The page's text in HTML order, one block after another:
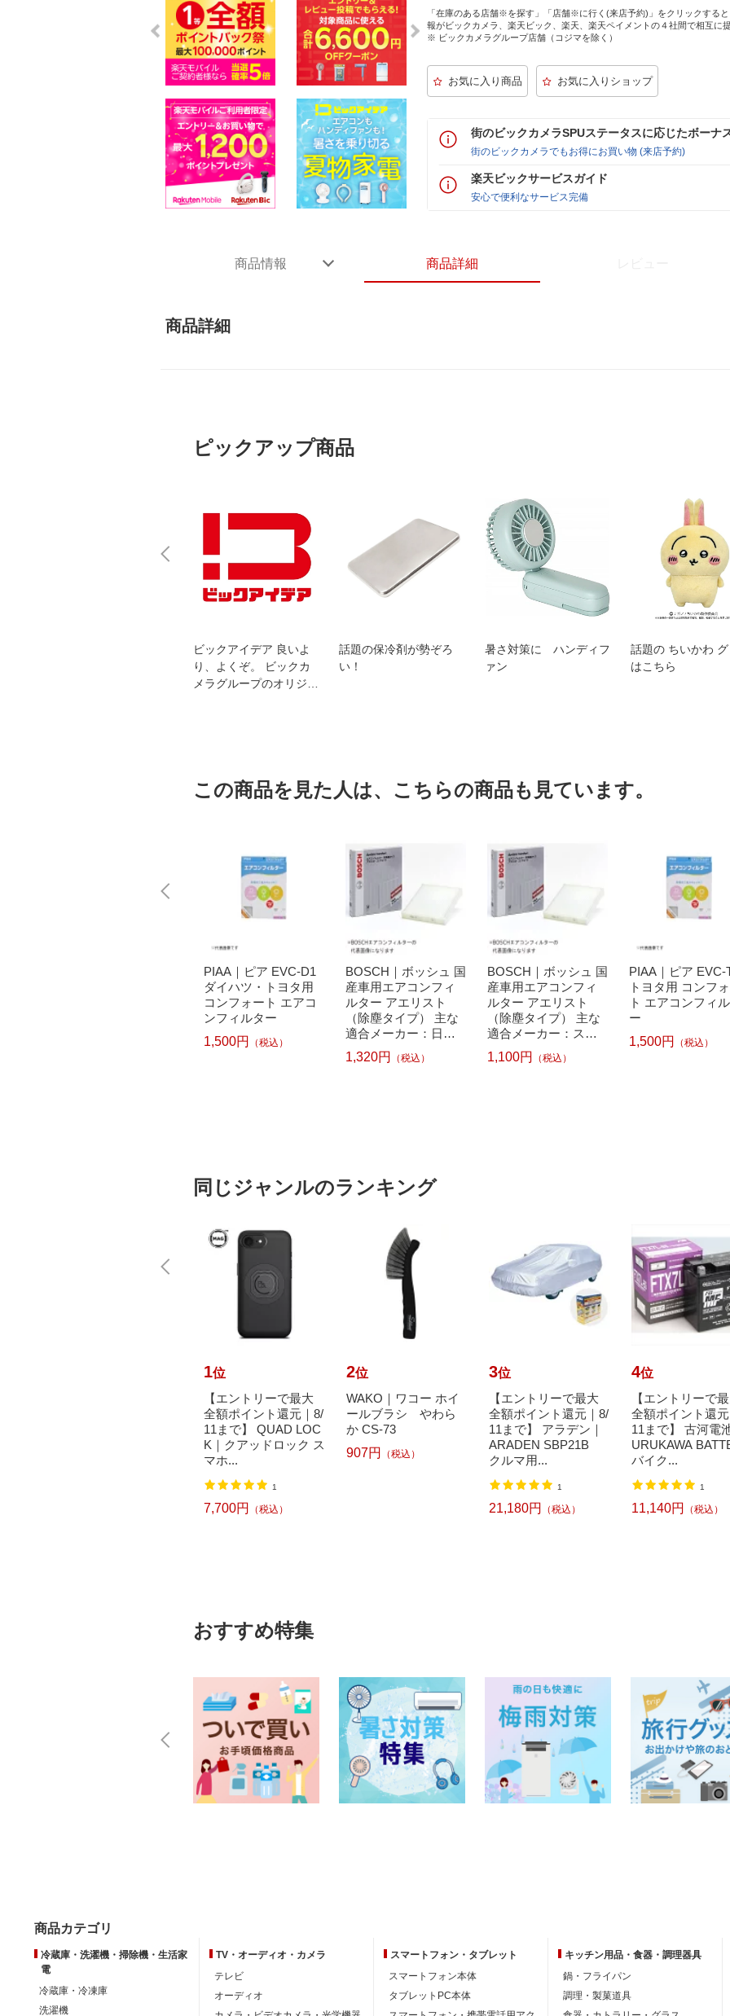
「在庫のある店舗※を探す」「店舗※に行く(来店予約)」をクリックする
報がビックカメラ、楽天ビック、楽天、楽天ペイメントの４社間で相互に
※ ビックカメラグループ店舗（コジマを除く）
街のビックカメラSPUステータスに応じたボーナ
街のビックカメラでもお得にお買い物 (来店予約)
楽天ビックサービスガイド
安心で便利なサービス完備
商品情報 商品詳細
商品詳細
ピックアップ商品
ビックアイデア 良いよ
り、よくぞ。 ビックカ
メラグループのオリジナ
話題の保冷剤が勢ぞろ
い！
暑さ対策に ハンディフ
ァン
話題の ちいかわ
はこちら
この商品を見た人は、こちらの商品も見ています。
PIAA｜ピア EVC-D1
ダイハツ・トヨタ用
コンフォート エアコ
ンフィルター
1,500円
（税込）
BOSCH｜ボッシュ 国
産車用エアコンフィ
ルター アエリスト
（除塵タイプ） 主な
適合メーカー：日
産・マツダ ACM-N02
1,320円 （税込）
BOSCH｜ボッシュ 国
産車用エアコンフィ
ルター アエリスト
（除塵タイプ） 主な
適合メーカー：スズ
キ・マツダ・日産 AC
M-S01
1,100円 （税込）
PIAA｜ピア EVC-
トヨタ用 コンフ
ト エアコンフィ
ー
1,500円
（税込）
同じジャンルのランキング
1位
【エントリーで最大
全額ポイント還元｜8/
11まで】 QUAD LOC
K｜クアッドロック ス
マホ...
1
7,700円 （税込）
2位
WAKO｜ワコー ホイ
ールブラシ やわら
か CS-73
907円
（税込）
3位
【エントリーで最大
全額ポイント還元｜8/
11まで】 アラデン｜
ARADEN SBP21B
クルマ用...
1
21,180円 （税込）
4位
【エントリーで
全額ポイント還
11まで】 古河電
URUKAWA
バイク...
1
11,140円 （税込）
おすすめ特集
商品カテゴリ
冷蔵庫・洗濯機・掃除機・生活家
電
冷蔵庫・冷凍庫
洗濯機
TV・オーディオ・カメラ
テレビ
オーディオ
スマートフォン・ タブレット
スマートフォン本体
タブレットPC本体
キッチン用品・ 食器・調理器具
鍋・フライパン
調理・製菓道具